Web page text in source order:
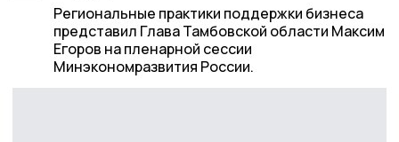
Региональные практики поддержки бизнеса
представил Глава Тамбовской области Максим
Егоров на пленарной сессии
Минэкономразвития России.